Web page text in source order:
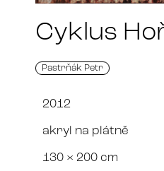
Cyklus
Pastrňák Petr
2012
akryl na plátně
130 × 200 cm